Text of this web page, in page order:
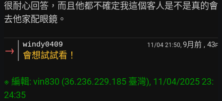
很耐心回答，而且他都不確定我這個客人是不是真的會
→ windy0409 11/04 21:50, 9月前 , 43F
會想試試看！
※ 編輯: vin830 (36.236.229.185 臺灣), 11/04/2025 23:
24:35